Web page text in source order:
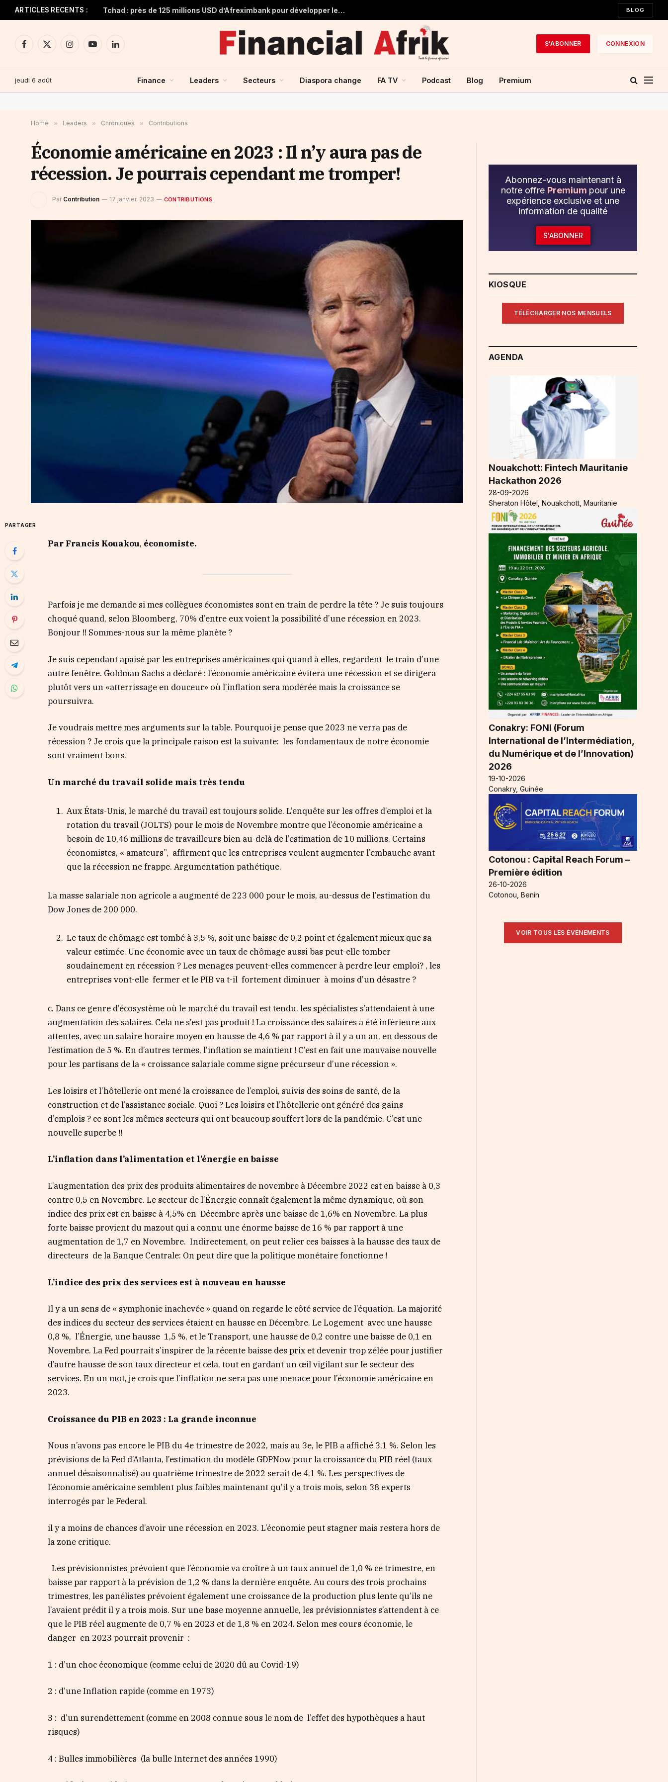
ARTICLES RECENTS : Tchad : près de 125 millions USD d’Afreximbank pour développer les infrastructures et le commerce BLOG
Facebook
X
InstagramYouTubeLinkedIn
S'ABONNER CONNEXION
jeudi 6 août Finance Leaders Secteurs Diaspora change FA TV Podcast Blog Premium
Home » Leaders » Chroniques » Contributions
Économie américaine en 2023 : Il n’y aura pas de
récession. Je pourrais cependant me tromper!
Par Contribution 17 janvier, 2023 CONTRIBUTIONS
PARTAGER
Par Francis Kouakou, économiste.
Parfois je me demande si mes collègues économistes sont en train de perdre la tête ? Je suis toujours
choqué quand, selon Bloomberg, 70% d’entre eux voient la possibilité d’une récession en 2023.
Bonjour !! Sommes-nous sur la même planète ?
Je suis cependant apaisé par les entreprises américaines qui quand à elles, regardent le train d’une
autre fenêtre. Goldman Sachs a déclaré : l’économie américaine évitera une récession et se dirigera
plutôt vers un «atterrissage en douceur» où l’inflation sera modérée mais la croissance se
poursuivra.
Je voudrais mettre mes arguments sur la table. Pourquoi je pense que 2023 ne verra pas de
récession ? Je crois que la principale raison est la suivante: les fondamentaux de notre économie
sont vraiment bons.
Un marché du travail solide mais très tendu
Aux États-Unis, le marché du travail est toujours solide. L’enquête sur les offres d’emploi et la
rotation du travail (JOLTS) pour le mois de Novembre montre que l’économie américaine a
besoin de 10,46 millions de travailleurs bien au-delà de l’estimation de 10 millions. Certains
économistes, « amateurs”, affirment que les entreprises veulent augmenter l’embauche avant
que la récession ne frappe. Argumentation pathétique.
La masse salariale non agricole a augmenté de 223 000 pour le mois, au-dessus de l’estimation du
Dow Jones de 200 000.
Le taux de chômage est tombé à 3,5 %, soit une baisse de 0,2 point et également mieux que sa
valeur estimée. Une économie avec un taux de chômage aussi bas peut-elle tomber
soudainement en récession ? Les menages peuvent-elles commencer à perdre leur emploi? , les
entreprises vont-elle fermer et le PIB va t-il fortement diminuer à moins d’un désastre ?
c. Dans ce genre d’écosystème où le marché du travail est tendu, les spécialistes s’attendaient à une
augmentation des salaires. Cela ne s’est pas produit ! La croissance des salaires a été inférieure aux
attentes, avec un salaire horaire moyen en hausse de 4,6 % par rapport à il y a un an, en dessous de
l’estimation de 5 %. En d’autres termes, l’inflation se maintient ! C’est en fait une mauvaise nouvelle
pour les partisans de la « croissance salariale comme signe précurseur d’une récession ».
Les loisirs et l’hôtellerie ont mené la croissance de l’emploi, suivis des soins de santé, de la
construction et de l’assistance sociale. Quoi ? Les loisirs et l’hôtellerie ont généré des gains
d’emplois ? ce sont les mêmes secteurs qui ont beaucoup souffert lors de la pandémie. C’est une
nouvelle superbe !!
L’inflation dans l’alimentation et l’énergie en baisse
L’augmentation des prix des produits alimentaires de novembre à Décembre 2022 est en baisse à 0,3
contre 0,5 en Novembre. Le secteur de l’Énergie connaît également la même dynamique, où son
indice des prix est en baisse à 4,5% en Décembre après une baisse de 1,6% en Novembre. La plus
forte baisse provient du mazout qui a connu une énorme baisse de 16 % par rapport à une
augmentation de 1,7 en Novembre. Indirectement, on peut relier ces baisses à la hausse des taux de
directeurs de la Banque Centrale: On peut dire que la politique monétaire fonctionne !
L’indice des prix des services est à nouveau en hausse
Il y a un sens de « symphonie inachevée » quand on regarde le côté service de l’équation. La majorité
des indices du secteur des services étaient en hausse en Décembre. Le Logement avec une hausse
0,8 %, l’Énergie, une hausse 1,5 %, et le Transport, une hausse de 0,2 contre une baisse de 0,1 en
Novembre. La Fed pourrait s’inspirer de la récente baisse des prix et devenir trop zélée pour justifier
d’autre hausse de son taux directeur et cela, tout en gardant un œil vigilant sur le secteur des
services. En un mot, je crois que l’inflation ne sera pas une menace pour l’économie américaine en
2023.
Croissance du PIB en 2023 : La grande inconnue
Nous n’avons pas encore le PIB du 4e trimestre de 2022, mais au 3e, le PIB a affiché 3,1 %. Selon les
prévisions de la Fed d’Atlanta, l’estimation du modèle GDPNow pour la croissance du PIB réel (taux
annuel désaisonnalisé) au quatrième trimestre de 2022 serait de 4,1 %. Les perspectives de
l’économie américaine semblent plus faibles maintenant qu’il y a trois mois, selon 38 experts
interrogés par le Federal.
il y a moins de chances d’avoir une récession en 2023. L’économie peut stagner mais restera hors de
la zone critique.
Les prévisionnistes prévoient que l’économie va croître à un taux annuel de 1,0 % ce trimestre, en
baisse par rapport à la prévision de 1,2 % dans la dernière enquête. Au cours des trois prochains
trimestres, les panélistes prévoient également une croissance de la production plus lente qu’ils ne
l’avaient prédit il y a trois mois. Sur une base moyenne annuelle, les prévisionnistes s’attendent à ce
que le PIB réel augmente de 0,7 % en 2023 et de 1,8 % en 2024. Selon mes cours économie, le
danger en 2023 pourrait provenir :
1 : d’un choc économique (comme celui de 2020 dû au Covid-19)
2 : d’une Inflation rapide (comme en 1973)
3 : d’un surendettement (comme en 2008 connue sous le nom de l’effet des hypothèques a haut
risques)
4 : Bulles immobilières (la bulle Internet des années 1990)
Abonnez-vous maintenant à
notre offre Premium pour une
expérience exclusive et une
information de qualité
S'ABONNER
KIOSQUE
TÉLÉCHARGER NOS MENSUELS
AGENDA
Nouakchott: Fintech Mauritanie
Hackathon 2026
28-09-2026
Sheraton Hôtel, Nouakchott, Mauritanie
Conakry: FONI (Forum
International de l’Intermédiation,
du Numérique et de l’Innovation)
2026
19-10-2026
Conakry, Guinée
Cotonou : Capital Reach Forum –
Première édition
26-10-2026
Cotonou, Benin
VOIR TOUS LES ÉVÉNEMENTS